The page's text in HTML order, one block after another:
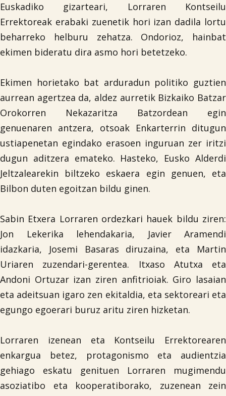
Euskadiko gizarteari, Lorraren Kontseilu
Errektoreak erabaki zuenetik hori izan dadila lortu
beharreko helburu zehatza. Ondorioz, hainbat
ekimen bideratu dira asmo hori betetzeko.
Ekimen horietako bat arduradun politiko guztien
aurrean agertzea da, aldez aurretik Bizkaiko Batzar
Orokorren Nekazaritza Batzordean egin
genuenaren antzera, otsoak Enkarterrin ditugun
ustiapenetan egindako erasoen inguruan zer iritzi
dugun aditzera emateko. Hasteko, Eusko Alderdi
Jeltzalearekin biltzeko eskaera egin genuen, eta
Bilbon duten egoitzan bildu ginen.
Sabin Etxera Lorraren ordezkari hauek bildu ziren:
Jon Lekerika lehendakaria, Javier Aramendi
idazkaria, Josemi Basaras diruzaina, eta Martin
Uriaren zuzendari-gerentea. Itxaso Atutxa eta
Andoni Ortuzar izan ziren anfitrioiak. Giro lasaian
eta adeitsuan igaro zen ekitaldia, eta sektoreari eta
egungo egoerari buruz aritu ziren hizketan.
Lorraren izenean eta Kontseilu Errektorearen
enkargua betez, protagonismo eta audientzia
gehiago eskatu genituen Lorraren mugimendu
asoziatibo eta kooperatiborako, zuzenean zein